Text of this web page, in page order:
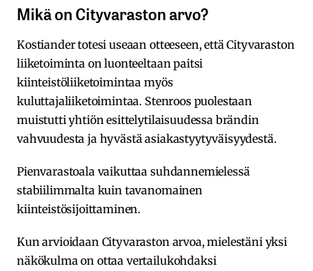
Mikä on Cityvaraston arvo?
Kostiander totesi useaan otteeseen, että Cityvaraston
liiketoiminta on luonteeltaan paitsi
kiinteistöliiketoimintaa myös
kuluttajaliiketoimintaa. Stenroos puolestaan
muistutti yhtiön esittelytilaisuudessa brändin
vahvuudesta ja hyvästä asiakastyytyväisyydestä.
Pienvarastoala vaikuttaa suhdannemielessä
stabiilimmalta kuin tavanomainen
kiinteistösijoittaminen.
Kun arvioidaan Cityvaraston arvoa, mielestäni yksi
näkökulma on ottaa vertailukohdaksi